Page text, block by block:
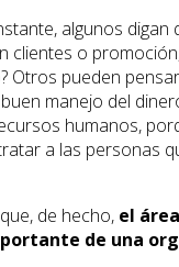
algunos digan
clientes o
Otros pueden
manejo del
humanos,
a las personas
de hecho, el
de una